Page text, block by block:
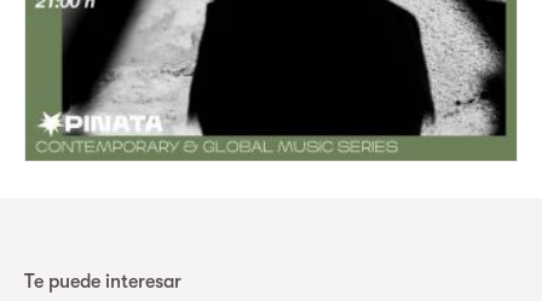
Te puede interesar